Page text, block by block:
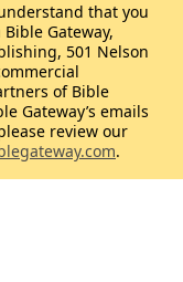
that you
Gateway,
501 Nelson
of Bible
Gateway’s emails
review our
.